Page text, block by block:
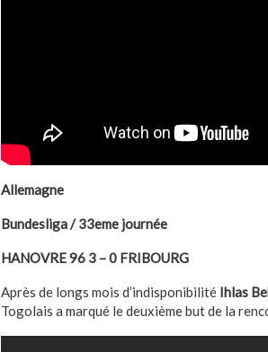
Allemagne
Bundesliga / 33eme journée
HANOVRE 96 3 – 0 FRIBOURG
Après de longs mois d’indisponibilité Ihlas
Togolais a marqué le deuxième but de la